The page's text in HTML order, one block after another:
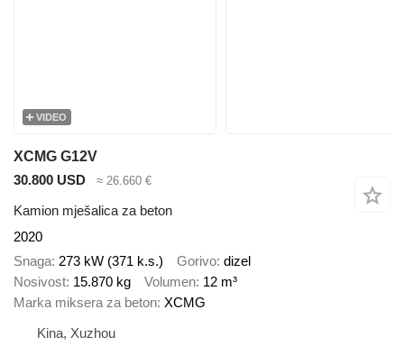
VIDEO
XCMG G12V
30.800 USD
≈ 26.660 €
Kamion mješalica za beton
2020
Snaga 273 kW (371 k.s.) Gorivo dizel
Nosivost 15.870 kg Volumen 12 m³
Marka miksera za beton XCMG
Kina, Xuzhou